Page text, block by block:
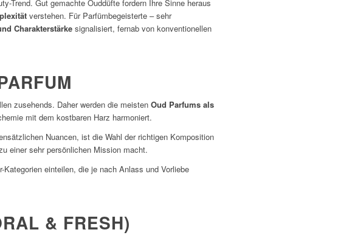
Trend. Gut gemachte Ouddüfte fordern Ihre Sinne heraus
verstehen. Für Parfümbegeisterte – sehr
Charakterstärke signalisiert, fernab von konventionellen
zusehends. Daher werden die meisten Oud Parfums als
mit dem kostbaren Harz harmoniert.
Nuancen, ist die Wahl der richtigen Komposition
einer sehr persönlichen Mission macht.
einteilen, die je nach Anlass und Vorliebe
& FRESH)